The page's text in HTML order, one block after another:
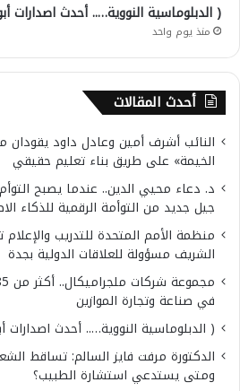
( الدبلوماسية النووية….. أحدث اصدارات
منذ يوم واحد
أحدث المقالات
النائب أشرف أمين وعادل داود يقودان
الخيمة» على طريق بناء تعليم حقيقي
د. دعاء محيي الدين.. عندما يصبح
جيل جديد من التوأمة الرقمية للذكاء
منظمة الأمم المتحدة للتدريب والإعلام
الشريف مسؤولة للعلاقات الدولية بجدة
في صناعة وتجارة الموازين
( الدبلوماسية النووية….. أحدث اصدارات
الدكتورة مرفت فايز السالم: تساقط
ومتى يستدعي استشارة الطبيب؟